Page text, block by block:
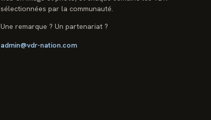
sélectionnées par la communauté.
Une remarque ? Un partenariat ?
admin@vdr-nation.com